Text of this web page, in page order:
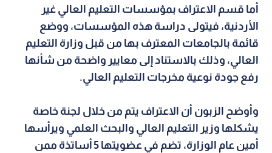
أما قسم الاعتراف بمؤسسات التعليم العالي غير
الأردنية، فيتولى دراسة هذه المؤسسات، ووضع
قائمة بالجامعات المعترف بها من قبل وزارة التعليم
العالي، وذلك بالاستناد إلى معايير واضحة من شأنها
رفع جودة نوعية مخرجات التعليم العالي.
وأوضح الزبون أن الاعتراف يتم من خلال لجنة خاصة
يشكلها وزير التعليم العالي والبحث العلمي ويرأسها
أمين عام الوزارة، تضم في عضويتها 5 أساتذة ممن